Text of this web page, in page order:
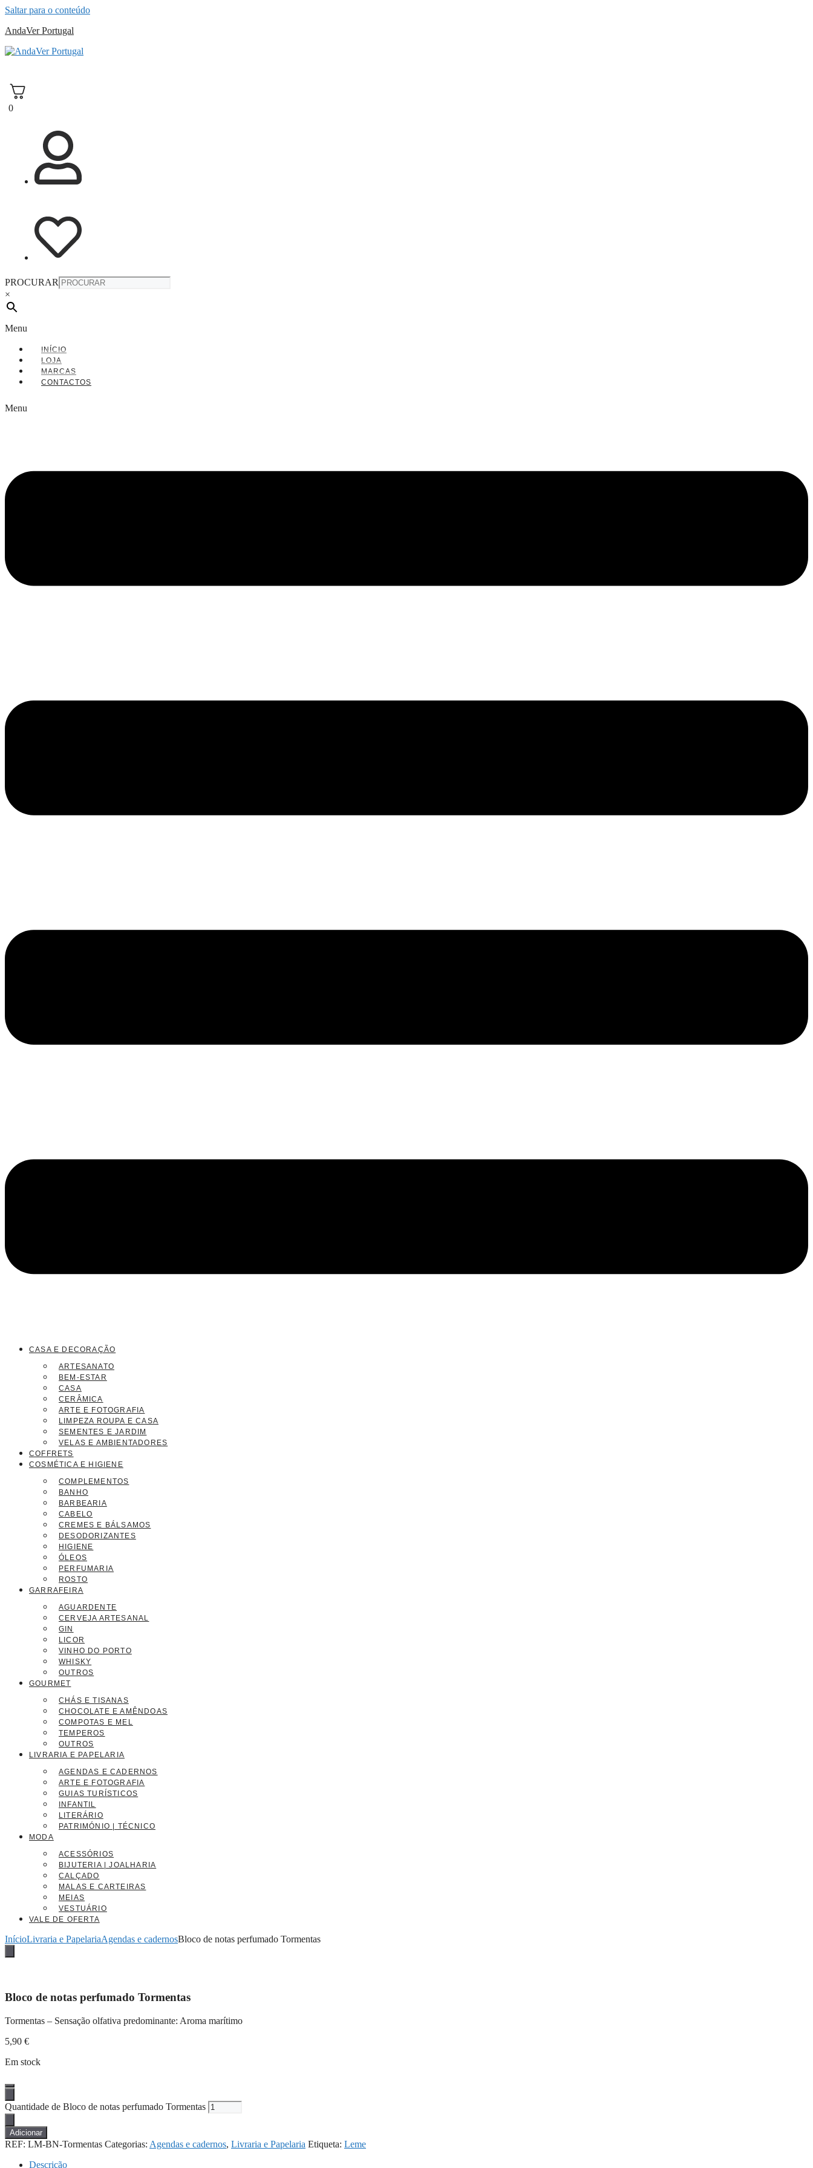
Saltar para o conteúdo
AndaVer Portugal
0
PROCURAR
×
Menu
INÍCIO
LOJA
MARCAS
CONTACTOS
Menu
CASA E DECORAÇÃO
ARTESANATO
BEM-ESTAR
CASA
CERÂMICA
ARTE E FOTOGRAFIA
LIMPEZA ROUPA E CASA
SEMENTES E JARDIM
VELAS E AMBIENTADORES
COFFRETS
COSMÉTICA E HIGIENE
COMPLEMENTOS
BANHO
BARBEARIA
CABELO
CREMES E BÁLSAMOS
DESODORIZANTES
HIGIENE
ÓLEOS
PERFUMARIA
ROSTO
GARRAFEIRA
AGUARDENTE
CERVEJA ARTESANAL
GIN
LICOR
VINHO DO PORTO
WHISKY
OUTROS
GOURMET
CHÁS E TISANAS
CHOCOLATE E AMÊNDOAS
COMPOTAS E MEL
TEMPEROS
OUTROS
LIVRARIA E PAPELARIA
AGENDAS E CADERNOS
ARTE E FOTOGRAFIA
GUIAS TURÍSTICOS
INFANTIL
LITERÁRIO
PATRIMÓNIO | TÉCNICO
MODA
ACESSÓRIOS
BIJUTERIA | JOALHARIA
CALÇADO
MALAS E CARTEIRAS
MEIAS
VESTUÁRIO
VALE DE OFERTA
InícioLivraria e PapelariaAgendas e cadernosBloco de notas perfumado Tormentas
Bloco de notas perfumado Tormentas
Tormentas – Sensação olfativa predominante: Aroma marítimo
5,90 €
Em stock
Quantidade de Bloco de notas perfumado Tormentas
Adicionar
REF: LM-BN-Tormentas Categorias: Agendas e cadernos, Livraria e Papelaria Etiqueta: Leme
Descrição